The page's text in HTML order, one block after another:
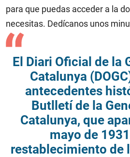
para que puedas acceder a la
necesitas. Dedícanos unos
El Diari Oficial de la
Catalunya
antecedentes
Butlletí de la
Catalunya, que
mayo de
restablecimiento de